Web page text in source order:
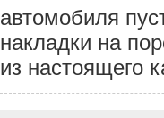
автомобиля
накладки на
из настоящего